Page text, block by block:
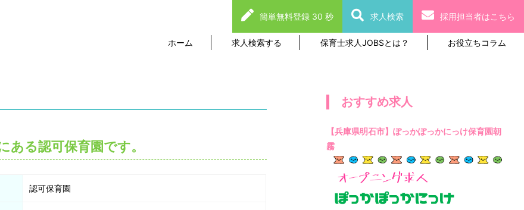
ホーム 求人検索する 保育士求人JOBSとは？ お役立ちコラム
簡単無料登録 30 秒 求人検索 採用担当者はこちら
ある認可保育園です。
認可保育園
おすすめ求人
【兵庫県明石市】ぽっかぽっかにっけ保育園朝
霧